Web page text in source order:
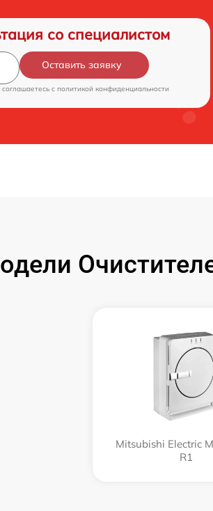
со специалистом
Оставить заявку
c политикой конфиденциальности
Mitsubishi Electric
R1